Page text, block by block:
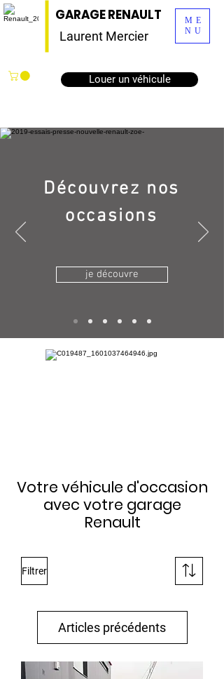
Louer un véhicule
Laurent Mercier
GARAGE RENAULT
ME
NU
Découvrez nos
occasions
je découvre
Votre véhicule d'occasion
avec votre garage
Renault
Filtrer
Articles précédents